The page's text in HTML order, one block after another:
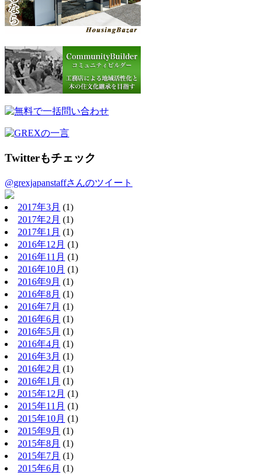
Twitterもチェック
@grexjapanstaffさんのツイート
2017年3月 (1)
2017年2月 (1)
2017年1月 (1)
2016年12月 (1)
2016年11月 (1)
2016年10月 (1)
2016年9月 (1)
2016年8月 (1)
2016年7月 (1)
2016年6月 (1)
2016年5月 (1)
2016年4月 (1)
2016年3月 (1)
2016年2月 (1)
2016年1月 (1)
2015年12月 (1)
2015年11月 (1)
2015年10月 (1)
2015年9月 (1)
2015年8月 (1)
2015年7月 (1)
2015年6月 (1)